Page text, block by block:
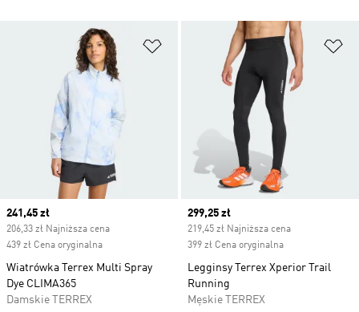
Dodaj do listy życzeń
Current price
241,45 zł
206,33 zł Najniższa cena
439 zł Cena oryginalna
Wiatrówka Terrex Multi Spray
Dye CLIMA365
Damskie TERREX
Current price
299,25 zł
219,45 zł Najniższa cena
399 zł Cena oryginalna
Legginsy Terrex Xperior Trail
Running
Męskie TERREX